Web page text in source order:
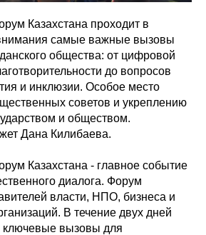
Казахстана проходит в
самые важные вызовы
общества: от цифровой
до вопросов
и инклюзии. Особое место
советов и укреплению
и обществом.
Дана Килибаева.
Казахстана - главное событие
диалога. Форум
власти, НПО, бизнеса и
В течение двух дней
ключевые вызовы для